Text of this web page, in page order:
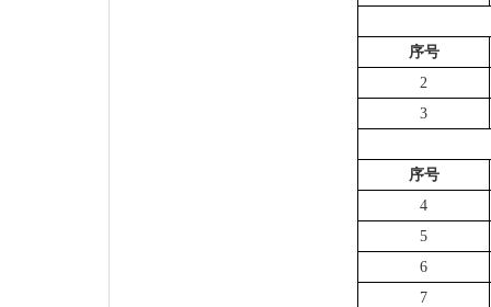
序号
2
3
序号
4
5
6
7